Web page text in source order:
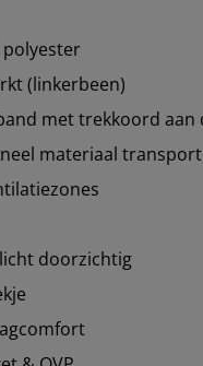
polyester
(linkerbeen)
met trekkoord aan
materiaal
doorzichtig